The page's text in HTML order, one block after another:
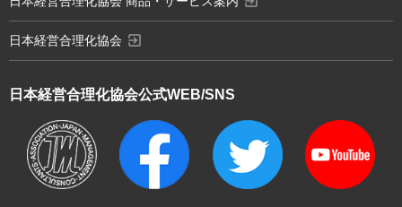
日本経営合理化協会公式WEB/SNS
日本経営合理化協会 exit_to_app